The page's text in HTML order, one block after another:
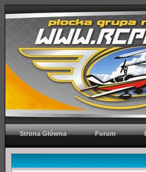
Strona Główna Forum